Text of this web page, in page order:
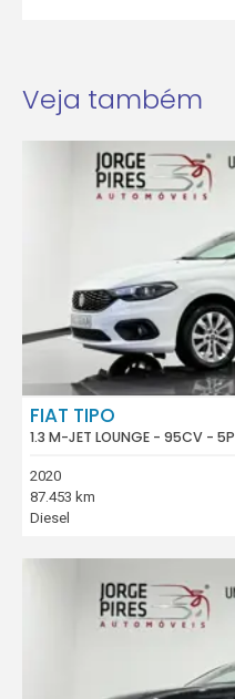
Veja também
FIAT TIPO
1.3 M-JET LOUNGE - 95CV - 5P
2020
87.453 km
Diesel